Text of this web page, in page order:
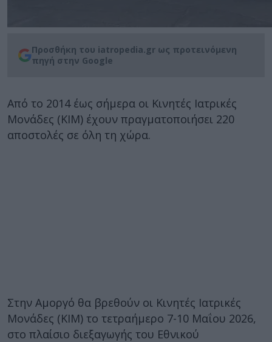
Προσθήκη του iatropedia.gr ως προτεινόμενη
πηγή στην Google
Από το 2014 έως σήμερα οι Κινητές Ιατρικές
Μονάδες (ΚΙΜ) έχουν πραγματοποιήσει 220
αποστολές σε όλη τη χώρα.
Στην Αμοργό θα βρεθούν οι Κινητές Ιατρικές
Μονάδες (ΚΙΜ) το τετραήμερο 7-10 Μαΐου 2026,
στο πλαίσιο διεξαγωγής του Εθνικού